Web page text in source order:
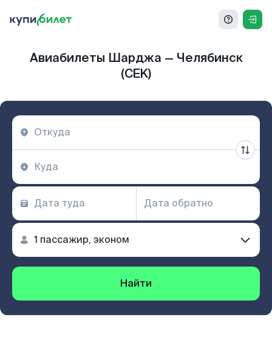
Авиабилеты Шарджа — Челябинск
(CEK)
Найти